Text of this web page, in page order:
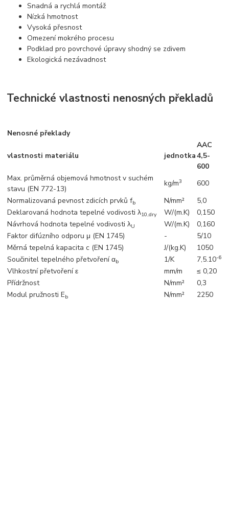
Snadná a rychlá montáž
Nízká hmotnost
Vysoká přesnost
Omezení mokrého procesu
Podklad pro povrchové úpravy shodný se zdivem
Ekologická nezávadnost
Technické vlastnosti nenosných překladů
Nenosné překlady
vlastnosti materiálu jednotka
AAC
4,5-
600
Max. průměrná objemová hmotnost v suchém
stavu (EN 772-13)
kg/m3
600
Normalizovaná pevnost zdicích prvků fb N/mm²
5,0
Deklarovaná hodnota tepelné vodivosti λ10,dry W/(m.K)
0,150
Návrhová hodnota tepelné vodivosti λU W/(m.K)
0,160
Faktor difúzního odporu μ (EN 1745)
-
5/10
Měrná tepelná kapacita c (EN 1745)
J/(kg.K)
1050
Součinitel tepelného přetvoření αb 1/K 7,5.10-6
Vlhkostní přetvoření ε mm/m
≤ 0,20
Přídržnost
N/mm²
0,3
Modul pružnosti Eb N/mm² 2250